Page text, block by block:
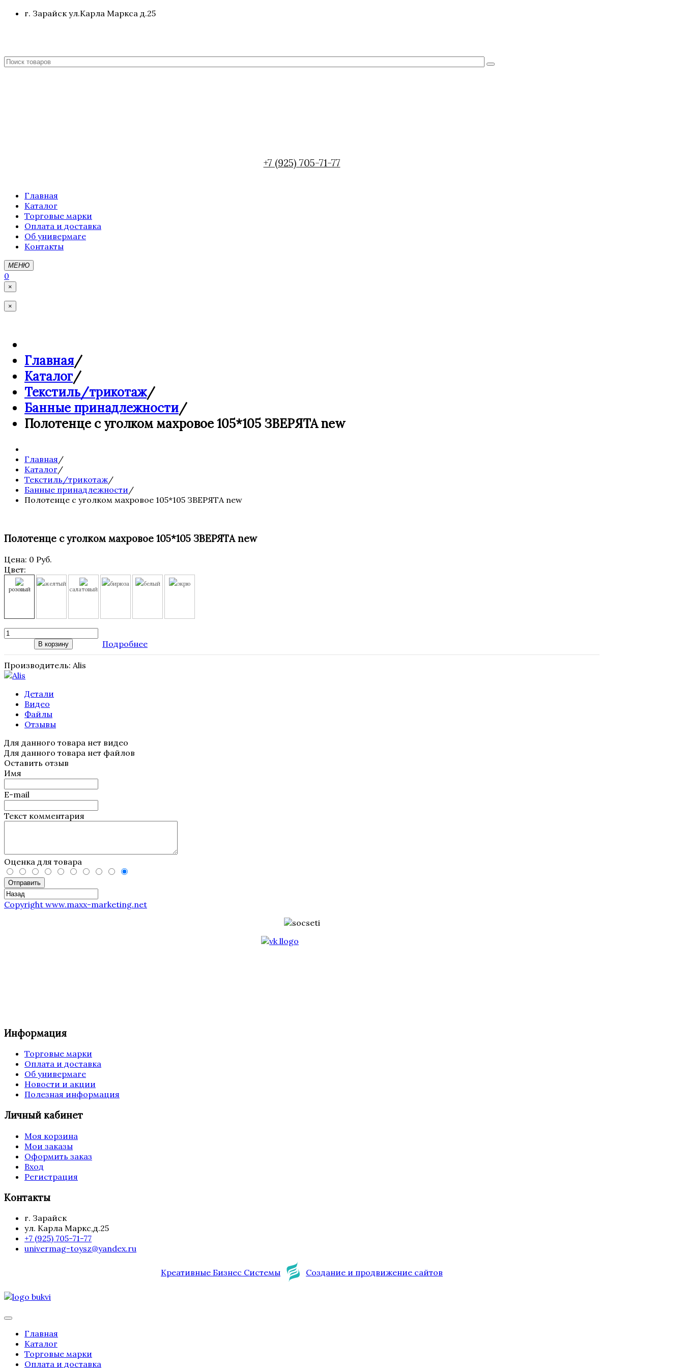
г. Зарайск ул.Карла Маркса д.25
+7 (925) 705-71-77
Главная
Каталог
Торговые марки
Оплата и доставка
Об универмаге
Контакты
МЕНЮ
0
×
×
Главная/
Каталог/
Текстиль/трикотаж/
Банные принадлежности/
Полотенце с уголком махровое 105*105 ЗВЕРЯТА new
Главная /
Каталог /
Текстиль/трикотаж/
Банные принадлежности /
Полотенце с уголком махровое 105*105 ЗВЕРЯТА new
Полотенце с уголком махровое 105*105 ЗВЕРЯТА new
Цена: 0 Руб.
Цвет:
розовый
желтый
салатовый
бирюза белый экрю
В корзину Подробнее
Производитель: Alis
Детали
Видео
Файлы
Отзывы
Для данного товара нет видео
Для данного товара нет файлов
Оставить отзыв
Имя
E-mail
Текст комментария
Оценка для товара
Отправить
Copyright www.maxx-marketing.net
Информация
Торговые марки
Оплата и доставка
Об универмаге
Новости и акции
Полезная информация
Личный кабинет
Моя корзина
Мои заказы
Оформить заказ
Вход
Регистрация
Контакты
г. Зарайск
ул. Карла Маркс,д.25
+7 (925) 705-71-77
univermag-toysz@yandex.ru
Креативные Бизнес Системы Создание и продвижение сайтов
Главная
Каталог
Торговые марки
Оплата и доставка